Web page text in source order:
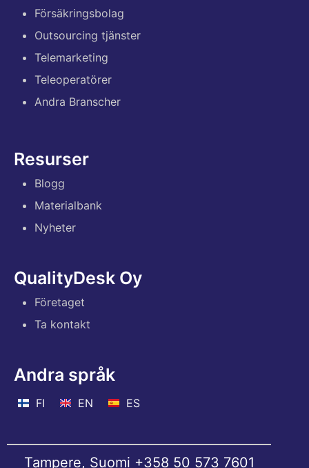
Försäkringsbolag
Outsourcing tjänster
Telemarketing
Teleoperatörer
Andra Branscher
Resurser
Blogg
Materialbank
Nyheter
QualityDesk Oy
Företaget
Ta kontakt
Andra språk
FI EN ES
Tampere, Suomi +358 50 573 7601